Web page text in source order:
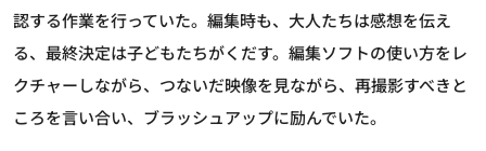
認する作業を行っていた。編集時も、大人たちは感想を伝え
る、最終決定は子どもたちがくだす。編集ソフトの使い方をレ
クチャーしながら、つないだ映像を見ながら、再撮影すべきと
ころを言い合い、ブラッシュアップに励んでいた。